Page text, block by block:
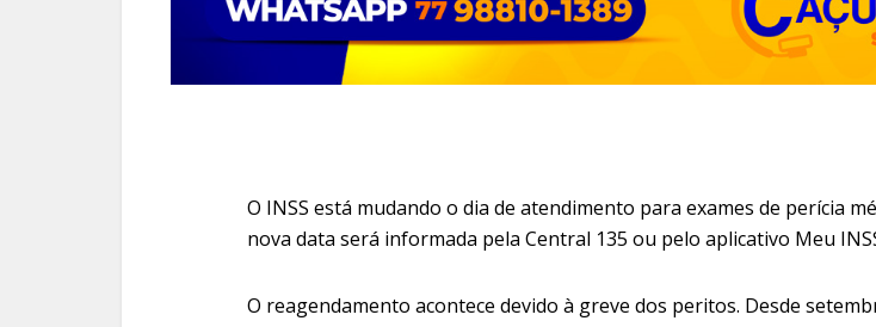
O INSS está mudando o dia de atendimento para exames de perícia
nova data será informada pela Central 135 ou pelo aplicativo Meu
O reagendamento acontece devido à greve dos peritos. Desde